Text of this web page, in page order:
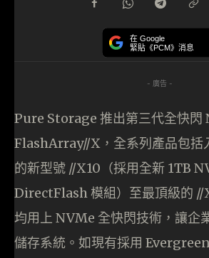
在 Google
緊貼《PCM》消息
- 廣告 -
Pure Storage 推出第三代全快閃
FlashArray//X，全系列產品包括
的新型號 //X10（採用全新 1TB
DirectFlash 模組）至最頂級的 //
均用上 NVMe 全快閃技術，讓企
儲存系統。如現有採用